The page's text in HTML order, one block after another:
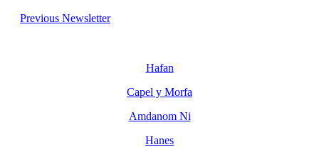
Previous Newsletter
Hafan
Capel y Morfa
Amdanom Ni
Hanes